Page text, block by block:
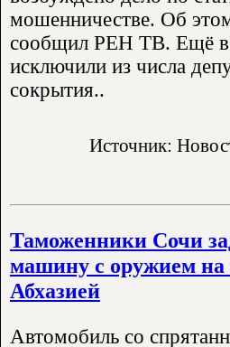
мошенничестве. Об
сообщил РЕН ТВ. Ещё в
исключили из числа
сокрытия..
Источник:
Таможенники Сочи
машину с оружием на
Абхазией
Автомобиль со